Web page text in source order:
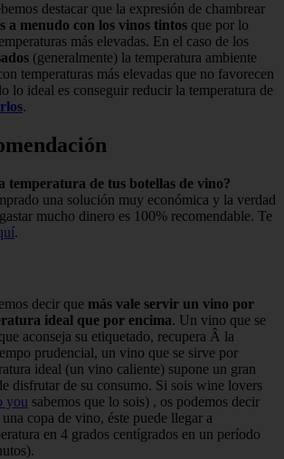
destacar que la expresión de chambrear
a menudo con los vinos tintos que por lo
más elevadas. En el caso de los
(generalmente) la temperatura ambiente
temperaturas más elevadas que no favorecen
lo ideal es conseguir reducir la temperatura de
.
temperatura de tus botellas de vino?
una solución muy económica y la verdad
mucho dinero es 100% recomendable. Te
.
decir que más vale servir un vino por
ideal que por encima. Un vino que se
aconseja su etiquetado, recupera Â la
prudencial, un vino que se sirve por
ideal (un vino caliente) supone un gran
disfrutar de su consumo. Si sois wine lovers
you sabemos que lo sois) , os podemos decir
copa de vino, éste puede llegar a
en 4 grados centígrados en un período